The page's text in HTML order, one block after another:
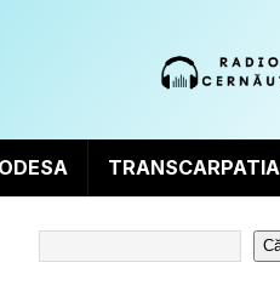
ODESA TRANSCARPATIA